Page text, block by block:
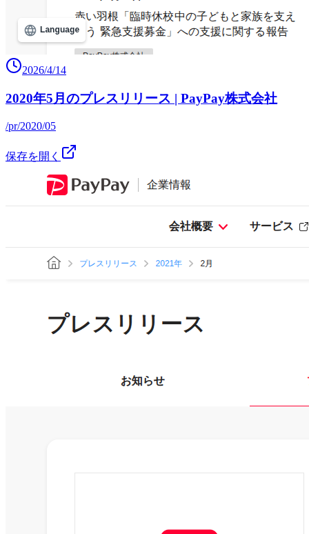
2026/4/14
2020年5月のプレスリリース | PayPay株式会社
/pr/2020/05
保存を開く